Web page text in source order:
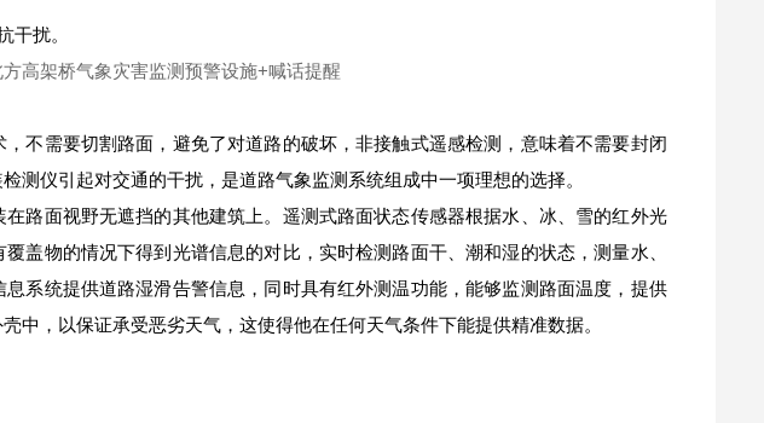
干扰。
不需要切割路面，避免了对道路的破坏，非接触式遥感检测，意味着不需要封闭
测仪引起对交通的干扰，是道路气象监测系统组成中一项理想的选择。
路面视野无遮挡的其他建筑上。遥测式路面状态传感器根据水、冰、雪的红外光
盖物的情况下得到光谱信息的对比，实时检测路面干、潮和湿的状态，测量水、
系统提供道路湿滑告警信息，同时具有红外测温功能，能够监测路面温度，提供
中，以保证承受恶劣天气，这使得他在任何天气条件下能提供精准数据。